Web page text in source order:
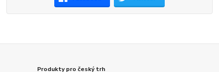
Produkty pro český trh